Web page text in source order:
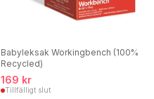
Babyleksak Workingbench (100%
Recycled)
169 kr
Tillfälligt slut